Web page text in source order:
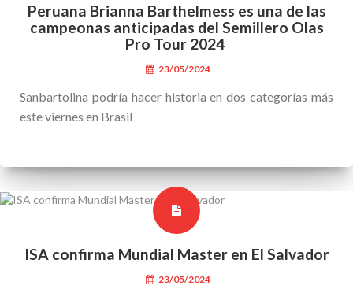
Peruana Brianna Barthelmess es una de las
campeonas anticipadas del Semillero Olas
Pro Tour 2024
23/05/2024
Sanbartolina podría hacer historia en dos categorías más
este viernes en Brasil
ISA confirma Mundial Master en El Salvador
23/05/2024